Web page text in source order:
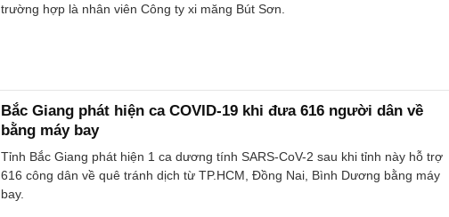
trường hợp là nhân viên Công ty xi măng Bút Sơn.
Bắc Giang phát hiện ca COVID-19 khi đưa 616 người dân về
bằng máy bay
Tỉnh Bắc Giang phát hiện 1 ca dương tính SARS-CoV-2 sau khi tỉnh này hỗ trợ
616 công dân về quê tránh dịch từ TP.HCM, Đồng Nai, Bình Dương bằng máy
bay.